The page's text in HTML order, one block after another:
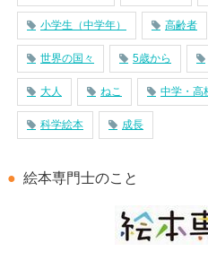
小学生（中学年） 高齢者
世界の国々 5歳から
大人 ねこ 中学・高
科学絵本 成長
絵本専門士のこと